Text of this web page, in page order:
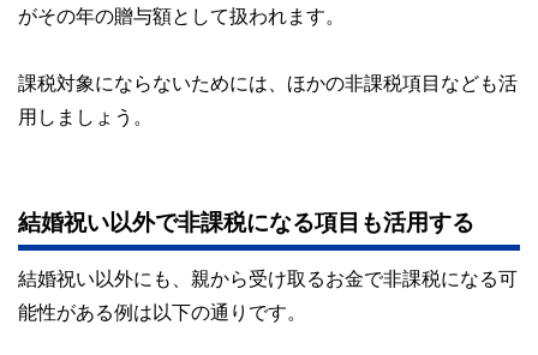
がその年の贈与額として扱われます。
課税対象にならないためには、ほかの非課税項目なども活
用しましょう。
結婚祝い以外で非課税になる項目も活用する
結婚祝い以外にも、親から受け取るお金で非課税になる可
能性がある例は以下の通りです。